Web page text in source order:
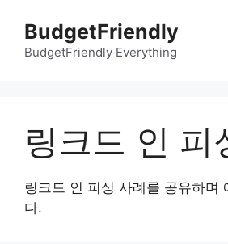
BudgetFriendly
BudgetFriendly Everything
링크드 인 피
링크드 인 피싱 사례를 공유하며
다.